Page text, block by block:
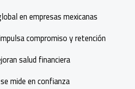
en empresas mexicanas
compromiso y retención
salud financiera
mide en confianza